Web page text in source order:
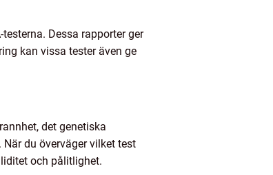
Dessa rapporter ger
kan vissa tester även ge
det genetiska
du överväger vilket test
och pålitlighet.